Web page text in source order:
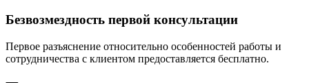
Безвозмездность первой консультации
Первое разъяснение относительно особенностей работы и
сотрудничества с клиентом предоставляется бесплатно.